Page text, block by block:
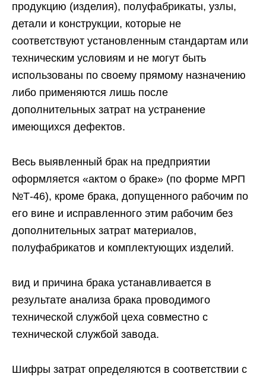
продукцию (изделия), полуфабрикаты, узлы,
детали и конструкции, которые не
соответствуют установленным стандартам или
техническим условиям и не могут быть
использованы по своему прямому назначению
либо применяются лишь после
дополнительных затрат на устранение
имеющихся дефектов.
Весь выявленный брак на предприятии
оформляется «актом о браке» (по форме МРП
№Т-46), кроме брака, допущенного рабочим по
его вине и исправленного этим рабочим без
дополнительных затрат материалов,
полуфабрикатов и комплектующих изделий.
вид и причина брака устанавливается в
результате анализа брака проводимого
технической службой цеха совместно с
технической службой завода.
Шифры затрат определяются в соответствии с